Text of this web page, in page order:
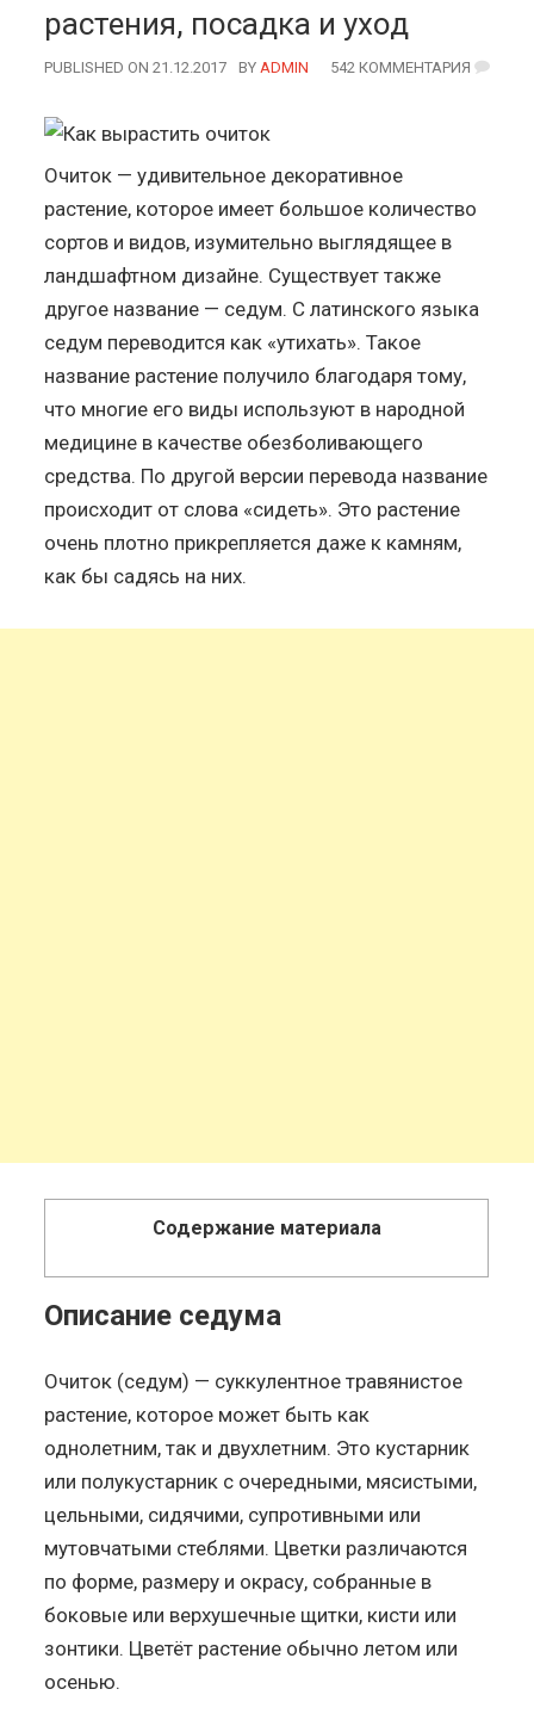
растения, посадка и уход
PUBLISHED ON 21.12.2017 BY AUTHOR
ADMIN 542 КОММЕНТАРИЯ
Очиток — удивительное декоративное
растение, которое имеет большое количество
сортов и видов, изумительно выглядящее в
ландшафтном дизайне. Существует также
другое название — седум. С латинского языка
седум переводится как «утихать». Такое
название растение получило благодаря тому,
что многие его виды используют в народной
медицине в качестве обезболивающего
средства. По другой версии перевода название
происходит от слова «сидеть». Это растение
очень плотно прикрепляется даже к камням,
как бы садясь на них.
Содержание материала
Описание седума
Очиток (седум) — суккулентное травянистое
растение, которое может быть как
однолетним, так и двухлетним. Это кустарник
или полукустарник с очередными, мясистыми,
цельными, сидячими, супротивными или
мутовчатыми стеблями. Цветки различаются
по форме, размеру и окрасу, собранные в
боковые или верхушечные щитки, кисти или
зонтики. Цветёт растение обычно летом или
осенью.